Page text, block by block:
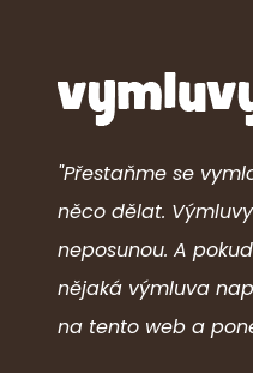
"Přestaňme se
něco dělat.
neposunou. A
nějaká výmluva
na tento web a